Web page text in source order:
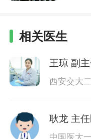
相关医生
王琼 副
西安交大
耿龙 主